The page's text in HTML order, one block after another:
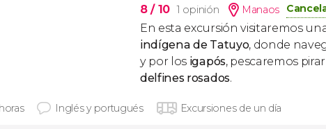
8/ 10 1 opinión Manaos
En esta excursión visitaremos
indígena de Tatuyo, donde
y por los igapós, pescaremos
delfines rosados.
Inglés y portugués Excursiones de un día